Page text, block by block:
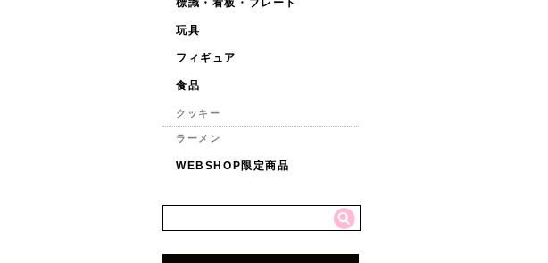
標識・看板・プレート
玩具
フィギュア
食品
クッキー
ラーメン
WEBSHOP限定商品